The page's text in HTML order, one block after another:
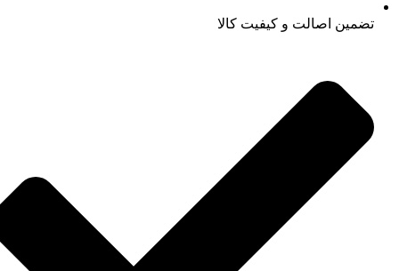
تضمین اصالت و کیفیت کالا